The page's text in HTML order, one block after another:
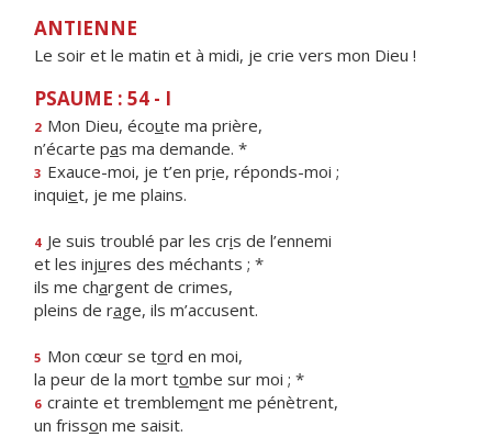
ANTIENNE
Le soir et le matin et à midi, je crie vers mon Dieu !
PSAUME : 54 - I
2 Mon Dieu, écoute ma prière,
n’écarte pas ma demande. *
3 Exauce-moi, je t’en prie, réponds-moi ;
inquiet, je me plains.
4 Je suis troublé par les cris de l’ennemi
et les injures des méchants ; *
ils me chargent de crimes,
pleins de rage, ils m’accusent.
5 Mon cœur se tord en moi,
la peur de la mort tombe sur moi ; *
6 crainte et tremblement me pénètrent,
un frisson me saisit.